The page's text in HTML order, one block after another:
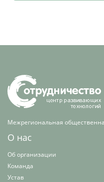
Межрегиональная
О нас
Об организации
Команда
Устав